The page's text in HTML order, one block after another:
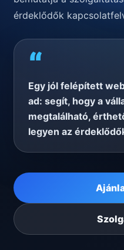
érdeklődők
“
Egy jól felépített
ad: segít, hogy a
megtalálható,
legyen az